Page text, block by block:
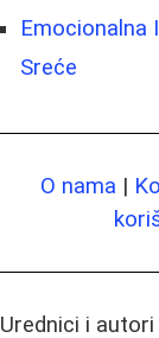
Emocionalna
Sreće
O nama |
Urednici i